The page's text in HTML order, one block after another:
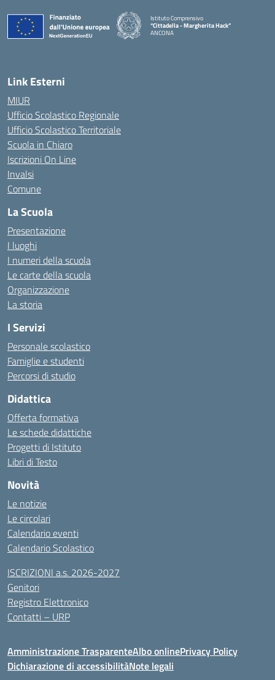
Istituto Comprensivo
“Cittadella - Margherita Hack”
ANCONA
Link Esterni
MIUR
Ufficio Scolastico Regionale
Ufficio Scolastico Territoriale
Scuola in Chiaro
Iscrizioni On Line
Invalsi
Comune
La Scuola
Presentazione
I luoghi
I numeri della scuola
Le carte della scuola
Organizzazione
La storia
I Servizi
Personale scolastico
Famiglie e studenti
Percorsi di studio
Didattica
Offerta formativa
Le schede didattiche
Progetti di Istituto
Libri di Testo
Novità
Le notizie
Le circolari
Calendario eventi
Calendario Scolastico
ISCRIZIONI a.s. 2026-2027
Genitori
Registro Elettronico
Contatti – URP
Amministrazione TrasparenteAlbo onlinePrivacy Policy
Dichiarazione di accessibilitàNote legali